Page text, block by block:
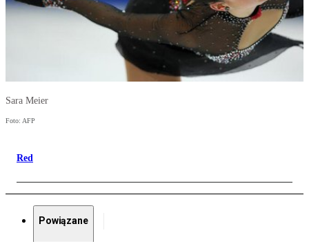
Sara Meier
Foto: AFP
Red
Powiązane